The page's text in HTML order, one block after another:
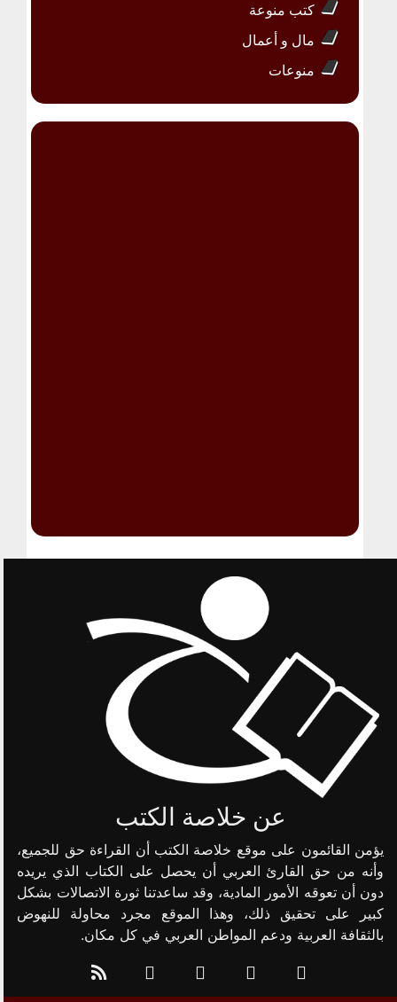
كتب منوعة
مال و أعمال
منوعات
عن خلاصة الكتب
يؤمن القائمون على موقع خلاصة الكتب أن القراءة حق للجميع،
وأنه من حق القارئ العربي أن يحصل على الكتاب الذي يريده
دون أن تعوقه الأمور المادية، وقد ساعدتنا ثورة الاتصالات بشكل
كبير على تحقيق ذلك، وهذا الموقع مجرد محاولة للنهوض
بالثقافة العربية ودعم المواطن العربي في كل مكان.